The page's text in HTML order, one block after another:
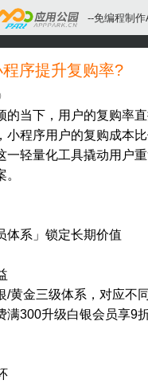
--免编程制作
序提升复购率?
的当下，用户的复购率
小程序用户的复购成本
一轻量化工具撬动用户
体系」锁定长期价值
/黄金三级体系，对应不
满300升级白银会员享9